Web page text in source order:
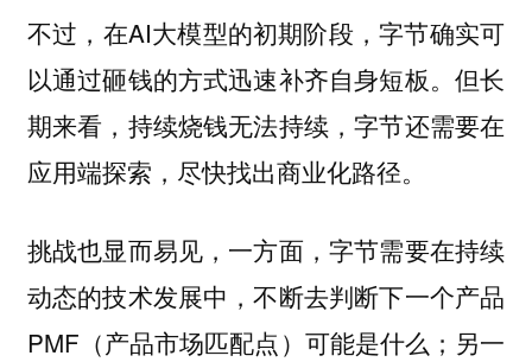
不过，在AI大模型的初期阶段，字节确实可
以通过砸钱的方式迅速补齐自身短板。但长
期来看，持续烧钱无法持续，字节还需要在
应用端探索，尽快找出商业化路径。
挑战也显而易见，一方面，字节需要在持续
动态的技术发展中，不断去判断下一个产品
PMF（产品市场匹配点）可能是什么；另一